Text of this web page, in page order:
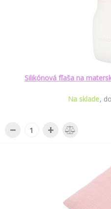
Silikónová fľaša na
Na sklade
− +